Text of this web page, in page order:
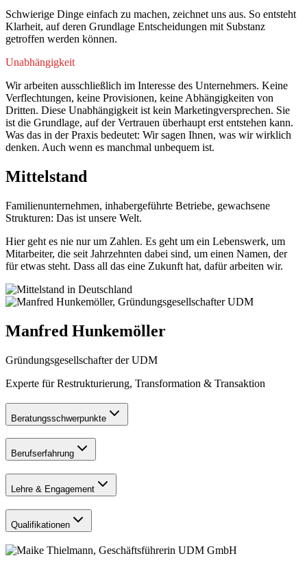
Schwierige Dinge einfach zu machen, zeichnet uns aus. So entsteht
Klarheit, auf deren Grundlage Entscheidungen mit Substanz
getroffen werden können.
Unabhängigkeit
Wir arbeiten ausschließlich im Interesse des Unternehmers. Keine
Verflechtungen, keine Provisionen, keine Abhängigkeiten von
Dritten. Diese Unabhängigkeit ist kein Marketingversprechen. Sie
ist die Grundlage, auf der Vertrauen überhaupt erst entstehen kann.
Was das in der Praxis bedeutet: Wir sagen Ihnen, was wir wirklich
denken. Auch wenn es manchmal unbequem ist.
Mittelstand
Familienunternehmen, inhabergeführte Betriebe, gewachsene
Strukturen: Das ist unsere Welt.
Hier geht es nie nur um Zahlen. Es geht um ein Lebenswerk, um
Mitarbeiter, die seit Jahrzehnten dabei sind, um einen Namen, der
für etwas steht. Dass all das eine Zukunft hat, dafür arbeiten wir.
Manfred Hunkemöller
Gründungsgesellschafter der UDM
Experte für Restrukturierung, Transformation & Transaktion
Beratungsschwerpunkte
Berufserfahrung
Lehre & Engagement
Qualifikationen